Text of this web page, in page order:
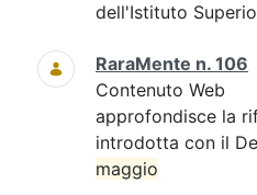
dell'Istituto
RaraMente n. 106
Contenuto Web
approfondisce la
introdotta con il
maggio